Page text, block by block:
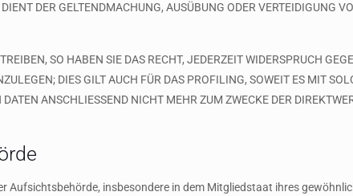
DER GELTENDMACHUNG, AUSÜBUNG ODER VERTEIDIGUNG
SO HABEN SIE DAS RECHT, JEDERZEIT WIDERSPRUCH
DIES GILT AUCH FÜR DAS PROFILING, SOWEIT ES MIT
ANSCHLIESSEND NICHT MEHR ZUM ZWECKE DER
Aufsichtsbehörde, insbesondere in dem Mitgliedstaat ihres